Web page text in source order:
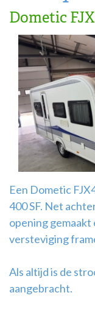
‘Teleco
Ultra
Comfort ‘
airco
Airco
montage
Dometic
Een Dometic
400 SF. Net
opening gemaakt
versteviging
Als altijd is de
aangebracht.